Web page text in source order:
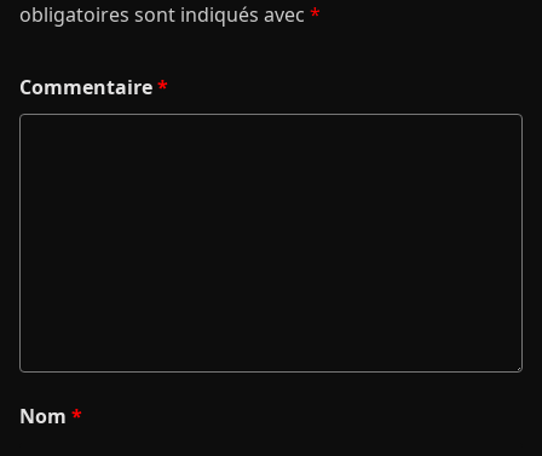
obligatoires sont indiqués avec *
Commentaire*
Nom *